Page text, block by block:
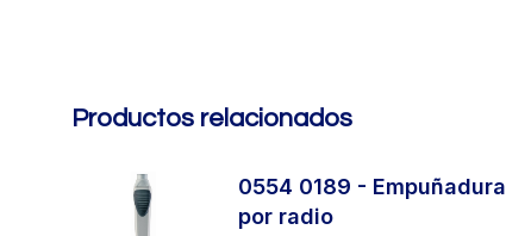
Productos relacionados
0554 0189 - Empuñadura
por radio